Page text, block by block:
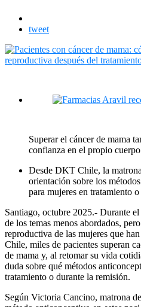
tweet
Superar el cáncer de mama
confianza en el propio
Desde DKT Chile, la
orientación sobre los
para mujeres en tratamiento
Santiago, octubre 2025.- Durante
de los temas menos abordados,
reproductiva de las mujeres que
Chile, miles de pacientes superan
de mama y, al retomar su vida
duda sobre qué métodos
tratamiento o durante la remisión.
Según Victoria Cancino, matrona de